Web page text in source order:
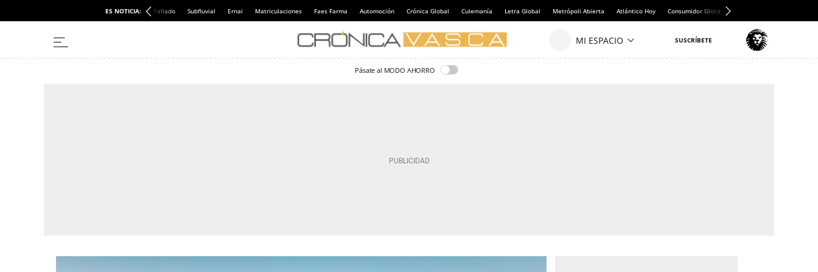
ES NOTICIA: Tellado Subfluvial Ernai Matriculaciones Faes Farma Automoción Crónica Global Culemanía Letra Global Metrópoli Abierta Atlántico Hoy Consumidor Global
Pásate al MODO AHORRO